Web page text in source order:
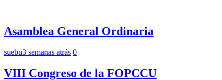
Asamblea General Ordinaria
suebu3 semanas atrás 0
VIII Congreso de la FOPCCU